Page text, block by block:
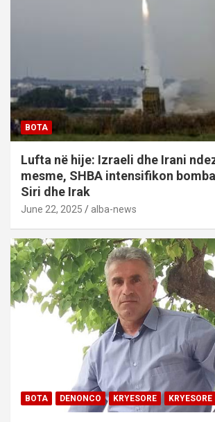
BOTA
Lufta në hije: Izraeli dhe Irani
mesme, SHBA intensifikon
Siri dhe Irak
June 22, 2025 alba-news
BOTA DENONCO KRYESORE KRYESORE